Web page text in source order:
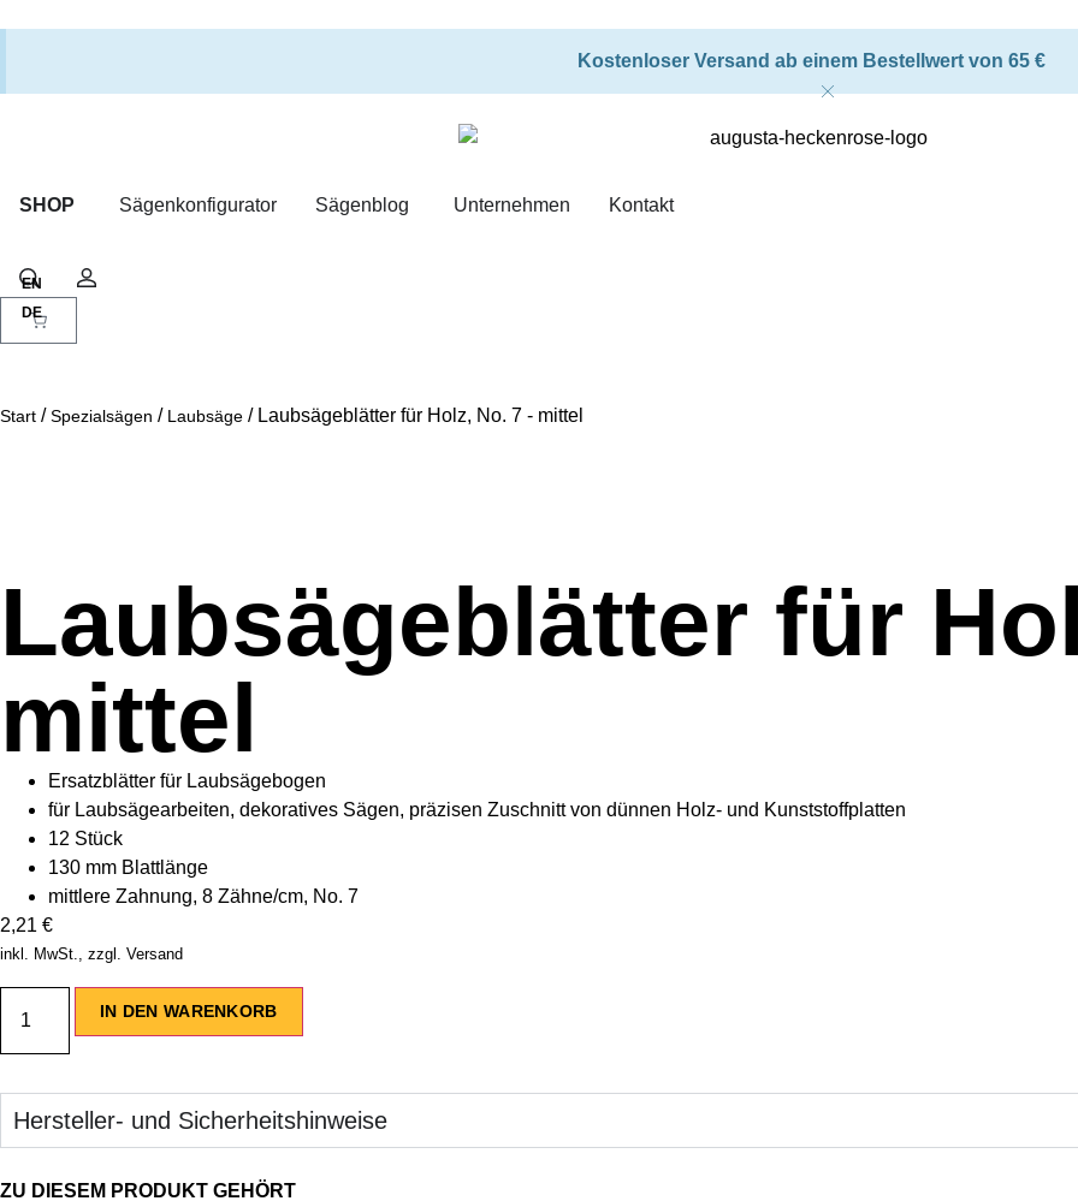
Kostenloser Versand ab einem Bestellwert von 65 €
SHOP Sägenkonfigurator Sägenblog Unternehmen Kontakt
Warenkorb
Suche
Start /Spezialsägen / Laubsäge / Laubsägeblätter für Holz, No. 7 - mittel
Laubsägeblätter für
mittel
Ersatzblätter für Laubsägebogen
für Laubsägearbeiten, dekoratives Sägen, präzisen Zuschnitt von dünnen Holz- und Kunststoffplatten
12 Stück
130 mm Blattlänge
mittlere Zahnung, 8 Zähne/cm, No. 7
2,21 €
inkl. MwSt., zzgl. Versand
IN DEN WARENKORB
Hersteller- und Sicherheitshinweise